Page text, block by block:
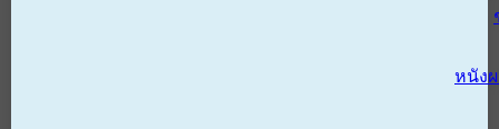
หนัง